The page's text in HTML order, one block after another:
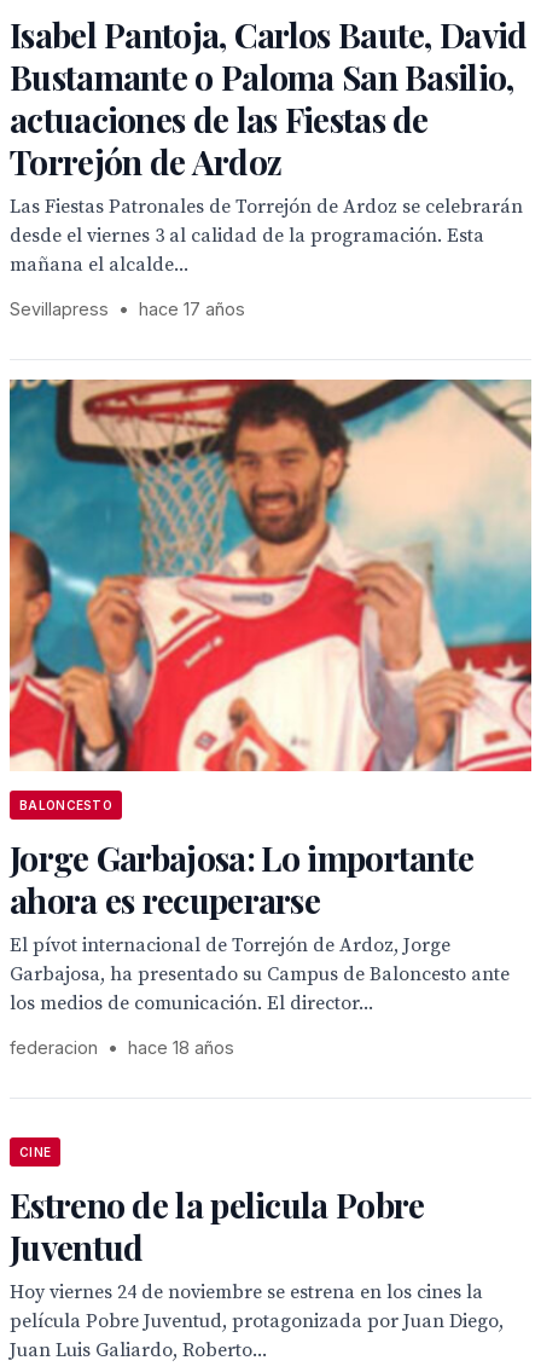
Isabel Pantoja, Carlos Baute, David
Bustamante o Paloma San Basilio,
actuaciones de las Fiestas de
Torrejón de Ardoz
Las Fiestas Patronales de Torrejón de Ardoz se celebrarán
desde el viernes 3 al calidad de la programación. Esta
mañana el alcalde...
Sevillapress • hace 17 años
BALONCESTO
Jorge Garbajosa: Lo importante
ahora es recuperarse
El pívot internacional de Torrejón de Ardoz, Jorge
Garbajosa, ha presentado su Campus de Baloncesto ante
los medios de comunicación. El director...
federacion • hace 18 años
CINE
Estreno de la pelicula Pobre
Juventud
Hoy viernes 24 de noviembre se estrena en los cines la
película Pobre Juventud, protagonizada por Juan Diego,
Juan Luis Galiardo, Roberto...